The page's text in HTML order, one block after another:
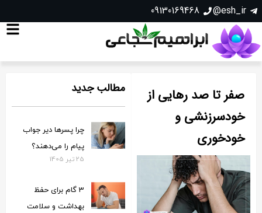
esh_ir@
09130169468
صفر تا صد رهایی از
خودسرزنشی و
خودخوری
مطالب جدید
چرا پسرها دیر جواب
پیام را می‌دهند؟
25 تیر 1405
3 گام برای حفظ
بهداشت و سلامت